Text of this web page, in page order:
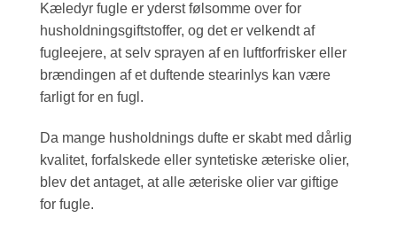
Kæledyr fugle er yderst følsomme over for
husholdningsgiftstoffer, og det er velkendt af
fugleejere, at selv sprayen af en luftforfrisker eller
brændingen af et duftende stearinlys kan være
farligt for en fugl.
Da mange husholdnings dufte er skabt med dårlig
kvalitet, forfalskede eller syntetiske æteriske olier,
blev det antaget, at alle æteriske olier var giftige
for fugle.